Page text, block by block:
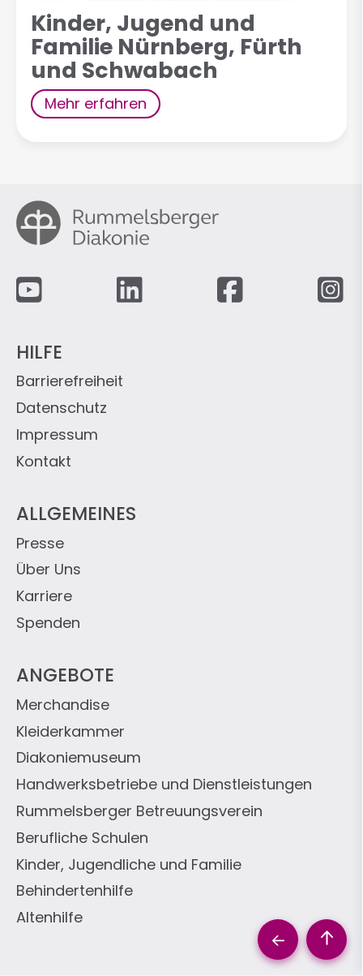
Kinder, Jugend und
Familie Nürnberg, Fürth
und Schwabach
Mehr erfahren
Fußzeile
ANGEBOTE
Altenhilfe
Behindertenhilfe
Kinder, Jugendliche und Familie
Berufliche Schulen
Rummelsberger Betreuungsverein
Handwerksbetriebe und Dienstleistungen
Diakoniemuseum
Kleiderkammer
Merchandise
ALLGEMEINES
Spenden
Karriere
Über Uns
Presse
HILFE
Kontakt
Impressum
Datenschutz
Barrierefreiheit